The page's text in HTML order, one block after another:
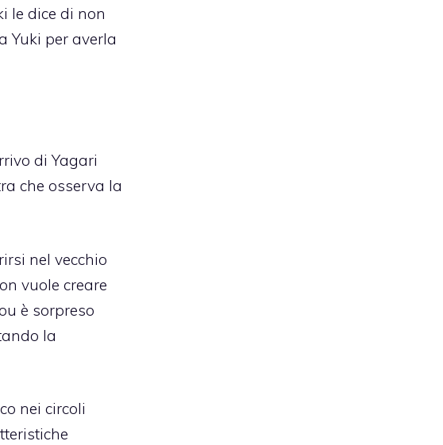
le dice di non
Yuki per averla
di Yagari
che osserva la
nel vecchio
vuole creare
è sorpreso
la
nei circoli